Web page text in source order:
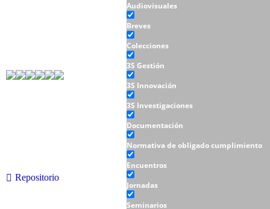
Repositorio
Audiovisuales
Breves
Colecciones
3S Gestión
3S Innovación
3S Investigaciones
Documentación
Normativa de obligado cumplimiento
Encuentros
Jornadas
Seminarios